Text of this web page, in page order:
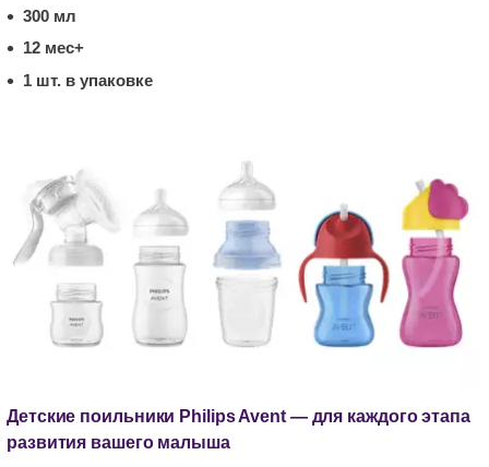
300 мл
12 мес+
1 шт. в упаковке
Детские поильники Philips Avent — для каждого этапа
развития вашего малыша